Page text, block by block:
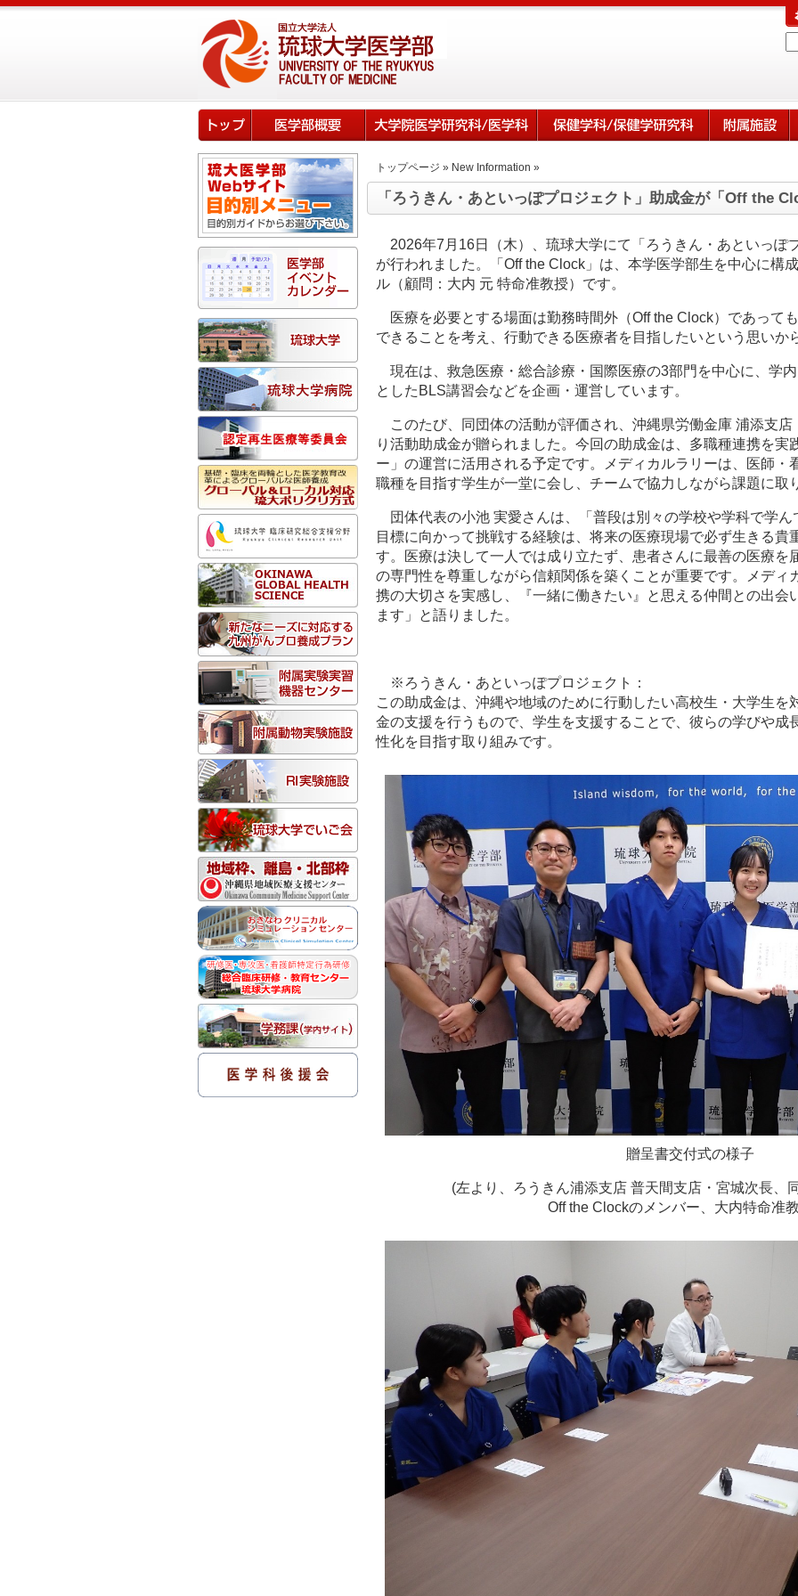
トップページ » New Information »
「ろうきん・あといっぽプロジェクト」助成金が「Off the
2026年7月16日（木）、琉球大学にて「ろうきん・あといっぽ
が行われました。「Off the Clock」は、本学医学部生を中心に構
ル（顧問：大内 元 特命准教授）です。
医療を必要とする場面は勤務時間外（Off the Clock）であって
できることを考え、行動できる医療者を目指したいという思いか
現在は、救急医療・総合診療・国際医療の3部門を中心に、学
としたBLS講習会などを企画・運営しています。
このたび、同団体の活動が評価され、沖縄県労働金庫 浦添支
り活動助成金が贈られました。今回の助成金は、多職種連携を実
ー」の運営に活用される予定です。メディカルラリーは、医師・
職種を目指す学生が一堂に会し、チームで協力しながら課題に取
団体代表の小池 実愛さんは、「普段は別々の学校や学科で学
目標に向かって挑戦する経験は、将来の医療現場で必ず生きる貴
す。医療は決して一人では成り立たず、患者さんに最善の医療を
の専門性を尊重しながら信頼関係を築くことが重要です。メディ
携の大切さを実感し、『一緒に働きたい』と思える仲間との出会
ます」と語りました。
※ろうきん・あといっぽプロジェクト：
この助成金は、沖縄や地域のために行動したい高校生・大学生を
金の支援を行うもので、学生を支援することで、彼らの学びや成
性化を目指す取り組みです。
贈呈書交付式の様子
(左より、ろうきん浦添支店 普天間支店・宮城次長、
Off the Clockのメンバー、大内特命准